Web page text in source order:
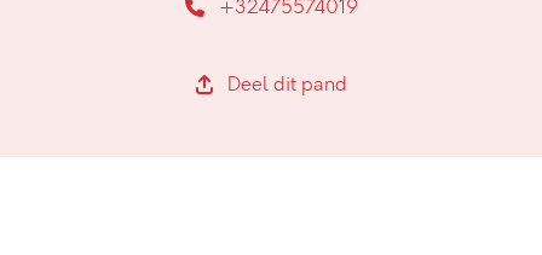
+32475574019
Deel dit pand